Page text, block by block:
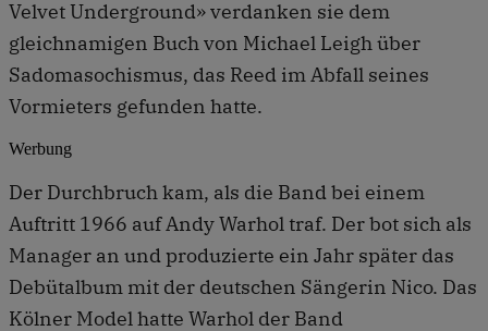
Velvet Underground» verdanken sie dem
gleichnamigen Buch von Michael Leigh über
Sadomasochismus, das Reed im Abfall seines
Vormieters gefunden hatte.
Werbung
Der Durchbruch kam, als die Band bei einem
Auftritt 1966 auf Andy Warhol traf. Der bot sich als
Manager an und produzierte ein Jahr später das
Debütalbum mit der deutschen Sängerin Nico. Das
Kölner Model hatte Warhol der Band